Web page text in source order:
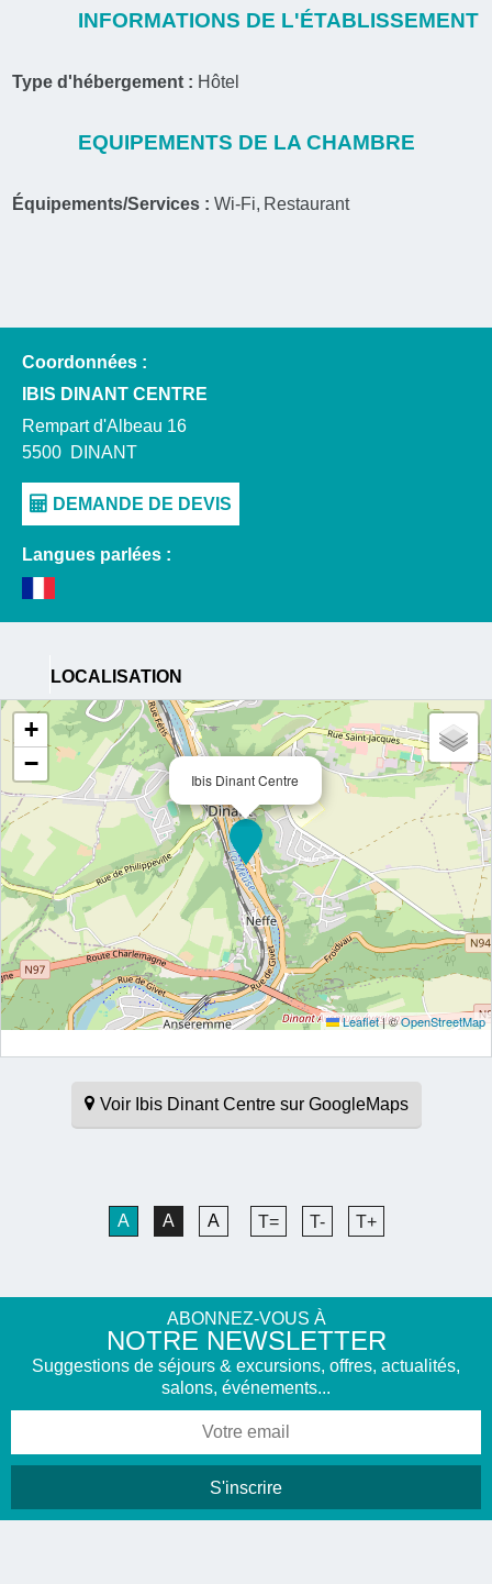
INFORMATIONS DE L'ÉTABLISSEMENT
Type d'hébergement : Hôtel
EQUIPEMENTS DE LA CHAMBRE
Équipements/Services :Wi-Fi Restaurant
Coordonnées :
IBIS DINANT CENTRE
Rempart d'Albeau 16
5500 DINANT
Langues parlées :
LOCALISATION
Ibis Dinant Centre
+
−
Leaflet|©OpenStreetMap
Voir Ibis Dinant Centre sur GoogleMaps
A A A T= T- T+
ABONNEZ-VOUS À
NOTRE NEWSLETTER
Suggestions de séjours & excursions, offres, actualités,
salons, événements...